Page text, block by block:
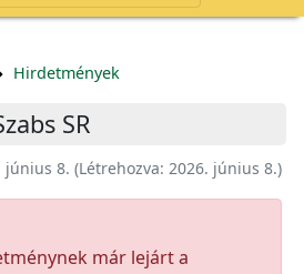
Hirdetmények
SR
június 8. (Létrehozva: 2026. június 8.)
már lejárt a